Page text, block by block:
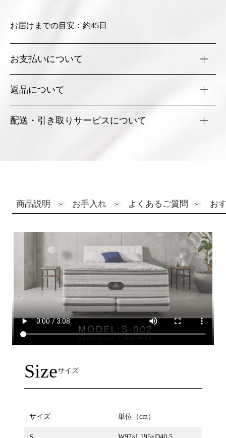
お届けまでの目安：約45日
お支払いについて
各種クレジットカード、楽天Pay、PayPay、AmazonPay銀
行振込にてお承りしております。
返品について
お届け商品がご注文商品と異なっていたり、不良品または
破損・汚れ等の場合以外のお客様都合での返品・交換は承
配送・引き取りサービスについて
商品説明 お手入れ よくあるご質問 お
Sizeサイズ
サイズ 単位（cm）